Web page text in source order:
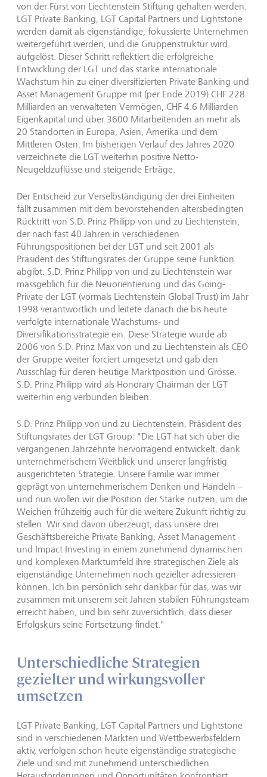
von der Fürst von Liechtenstein Stiftung gehalten werden.
LGT Private Banking, LGT Capital Partners und Lightstone
werden damit als eigenständige, fokussierte Unternehmen
weitergeführt werden, und die Gruppenstruktur wird
aufgelöst. Dieser Schritt reflektiert die erfolgreiche
Entwicklung der LGT und das starke internationale
Wachstum hin zu einer diversifizierten Private Banking und
Asset Management Gruppe mit (per Ende 2019) CHF 228
Milliarden an verwalteten Vermögen, CHF 4.6 Milliarden
Eigenkapital und über 3600 Mitarbeitenden an mehr als
20 Standorten in Europa, Asien, Amerika und dem
Mittleren Osten. Im bisherigen Verlauf des Jahres 2020
verzeichnete die LGT weiterhin positive Netto-
Neugeldzuflüsse und steigende Erträge.
Der Entscheid zur Verselbständigung der drei Einheiten
fällt zusammen mit dem bevorstehenden altersbedingten
Rücktritt von S.D. Prinz Philipp von und zu Liechtenstein,
der nach fast 40 Jahren in verschiedenen
Führungspositionen bei der LGT und seit 2001 als
Präsident des Stiftungsrates der Gruppe seine Funktion
abgibt. S.D. Prinz Philipp von und zu Liechtenstein war
massgeblich für die Neuorientierung und das Going-
Private der LGT (vormals Liechtenstein Global Trust) im Jahr
1998 verantwortlich und leitete danach die bis heute
verfolgte internationale Wachstums- und
Diversifikationsstrategie ein. Diese Strategie wurde ab
2006 von S.D. Prinz Max von und zu Liechtenstein als CEO
der Gruppe weiter forciert umgesetzt und gab den
Ausschlag für deren heutige Marktposition und Grösse.
S.D. Prinz Philipp wird als Honorary Chairman der LGT
weiterhin eng verbunden bleiben.
S.D. Prinz Philipp von und zu Liechtenstein, Präsident des
Stiftungsrates der LGT Group: "Die LGT hat sich über die
vergangenen Jahrzehnte hervorragend entwickelt, dank
unternehmerischem Weitblick und unserer langfristig
ausgerichteten Strategie. Unsere Familie war immer
geprägt von unternehmerischem Denken und Handeln –
und nun wollen wir die Position der Stärke nutzen, um die
Weichen frühzeitig auch für die weitere Zukunft richtig zu
stellen. Wir sind davon überzeugt, dass unsere drei
Geschäftsbereiche Private Banking, Asset Management
und Impact Investing in einem zunehmend dynamischen
und komplexen Marktumfeld ihre strategischen Ziele als
eigenständige Unternehmen noch gezielter adressieren
können. Ich bin persönlich sehr dankbar für das, was wir
zusammen mit unserem seit Jahren stabilen Führungsteam
erreicht haben, und bin sehr zuversichtlich, dass dieser
Erfolgskurs seine Fortsetzung findet."
Unterschiedliche Strategien
gezielter und wirkungsvoller
umsetzen
LGT Private Banking, LGT Capital Partners und Lightstone
sind in verschiedenen Märkten und Wettbewerbsfeldern
aktiv, verfolgen schon heute eigenständige strategische
Ziele und sind mit zunehmend unterschiedlichen